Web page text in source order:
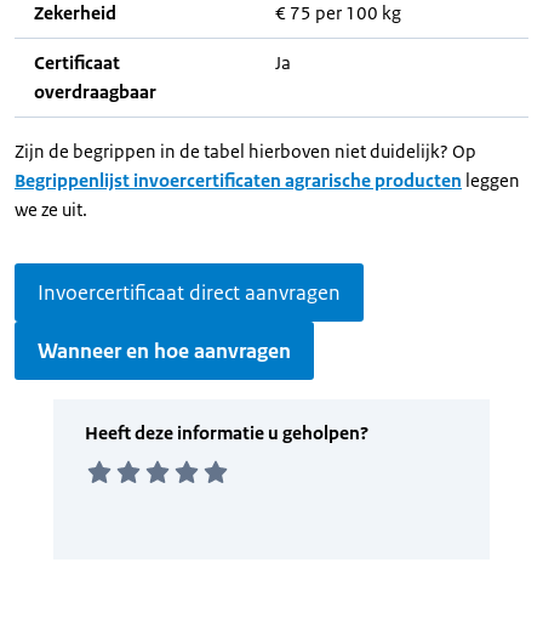
Zekerheid € 75 per 100 kg
Certificaat
overdraagbaar
Ja
Zijn de begrippen in de tabel hierboven niet duidelijk? Op
Begrippenlijst invoercertificaten agrarische producten leggen
we ze uit.
Invoercertificaat direct aanvragen
Wanneer en hoe aanvragen